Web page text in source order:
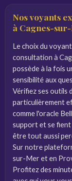
Nos voyants
à Cagnes-
Le choix du
consultation à
possède à la fois
sensibilité aux
Vérifiez ses outils
particulièrement
comme l'oracle
support et se fient
être tout aussi
Sur notre
sur-Mer et en
Profitez des